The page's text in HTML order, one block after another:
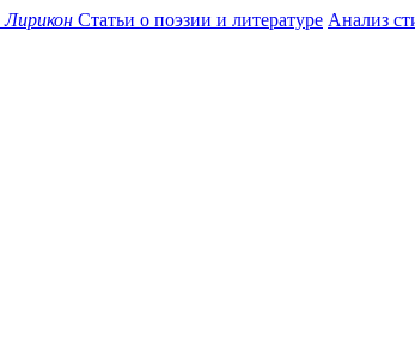
Лирикон Статьи о поэзии и литературе Анализ